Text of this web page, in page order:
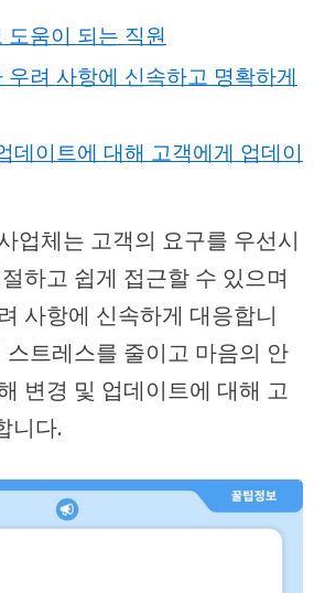
도움이 되는 직원
우려 사항에 신속하고 명확하게
데이트에 대해 고객에게 업데이
업체는 고객의 요구를 우선시
하고 쉽게 접근할 수 있으며
사항에 신속하게 대응합니
트레스를 줄이고 마음의 안
변경 및 업데이트에 대해 고
니다.